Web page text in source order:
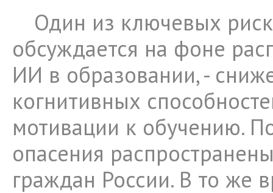
Один из ключевых
обсуждается на фоне
ИИ в образовании, -
когнитивных
мотивации к обучению.
опасения
граждан России. В то же